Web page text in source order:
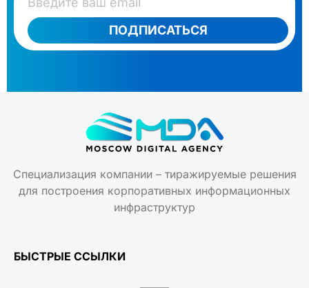
ПОДПИСАТЬСЯ
Специализация компании – тиражируемые решения
для построения корпоративных информационных
инфраструктур
БЫСТРЫЕ ССЫЛКИ